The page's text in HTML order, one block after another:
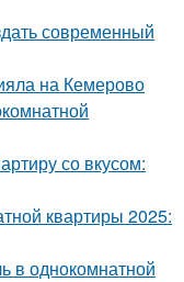
современный
на Кемерово
со вкусом:
квартиры 2025:
в однокомнатной